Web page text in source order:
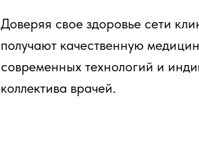
Доверяя свое здоровье сети
получают качественную
современных технологий и
коллектива врачей.